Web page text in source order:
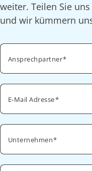
weiter. Teilen Sie
und wir kümmern
Ansprechpartner
E-Mail Adresse
Unternehmen